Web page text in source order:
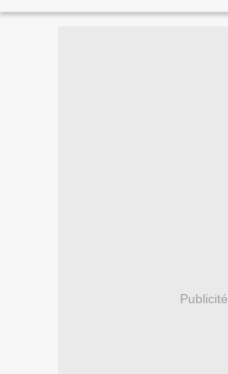
Publicité